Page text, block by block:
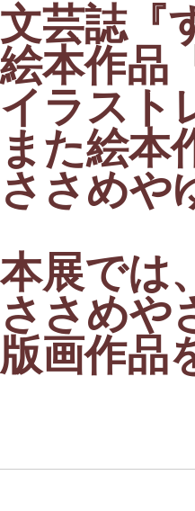
文芸誌『
絵本作品
イラスト
また絵本
ささめや
本展では、
ささめや
版画作品